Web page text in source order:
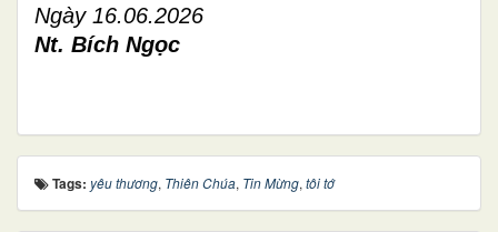
Ngày 16.06.2026
Nt. Bích Ngọc
Tags: yêu thương, Thiên Chúa, Tin Mừng, tôi tớ